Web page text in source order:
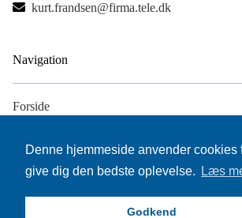
Denne hjemmeside anvender cookies
give dig den bedste oplevelse.
Læs
Godkend
kurt.frandsen@firma.tele.dk
Navigation
Forside
© ENTREPRENØR KURT FRANDSEN & SØN